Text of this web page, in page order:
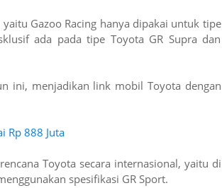
Gazoo Racing hanya dipakai untuk tipe
ada pada tipe Toyota GR Supra dan
ini, menjadikan link mobil Toyota dengan
Rp 888 Juta
Toyota secara internasional, yaitu di
spesifikasi GR Sport.